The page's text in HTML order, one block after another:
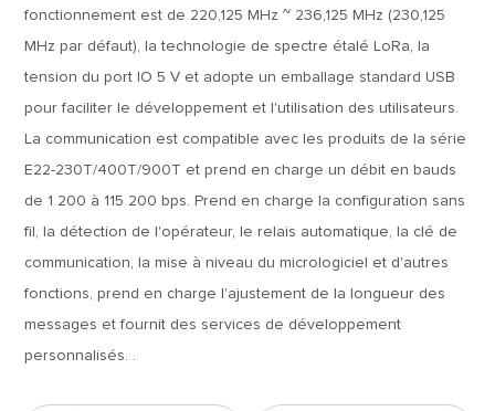
fonctionnement est de 220,125 MHz ~ 236,125 MHz (230,125
MHz par défaut), la technologie de spectre étalé LoRa, la
tension du port IO 5 V et adopte un emballage standard USB
pour faciliter le développement et l'utilisation des utilisateurs.
La communication est compatible avec les produits de la série
E22-230T/400T/900T et prend en charge un débit en bauds
de 1 200 à 115 200 bps. Prend en charge la configuration sans
fil, la détection de l'opérateur, le relais automatique, la clé de
communication, la mise à niveau du micrologiciel et d'autres
fonctions, prend en charge l'ajustement de la longueur des
messages et fournit des services de développement
personnalisés. .